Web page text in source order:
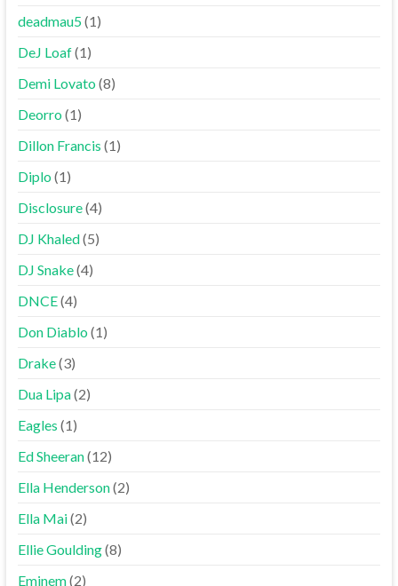
deadmau5(1)
DeJ Loaf(1)
Demi Lovato(8)
Deorro(1)
Dillon Francis (1)
Diplo(1)
Disclosure(4)
DJ Khaled(5)
DJ Snake(4)
DNCE(4)
Don Diablo(1)
Drake(3)
Dua Lipa(2)
Eagles (1)
Ed Sheeran(12)
Ella Henderson(2)
Ella Mai(2)
Ellie Goulding(8)
Eminem(2)